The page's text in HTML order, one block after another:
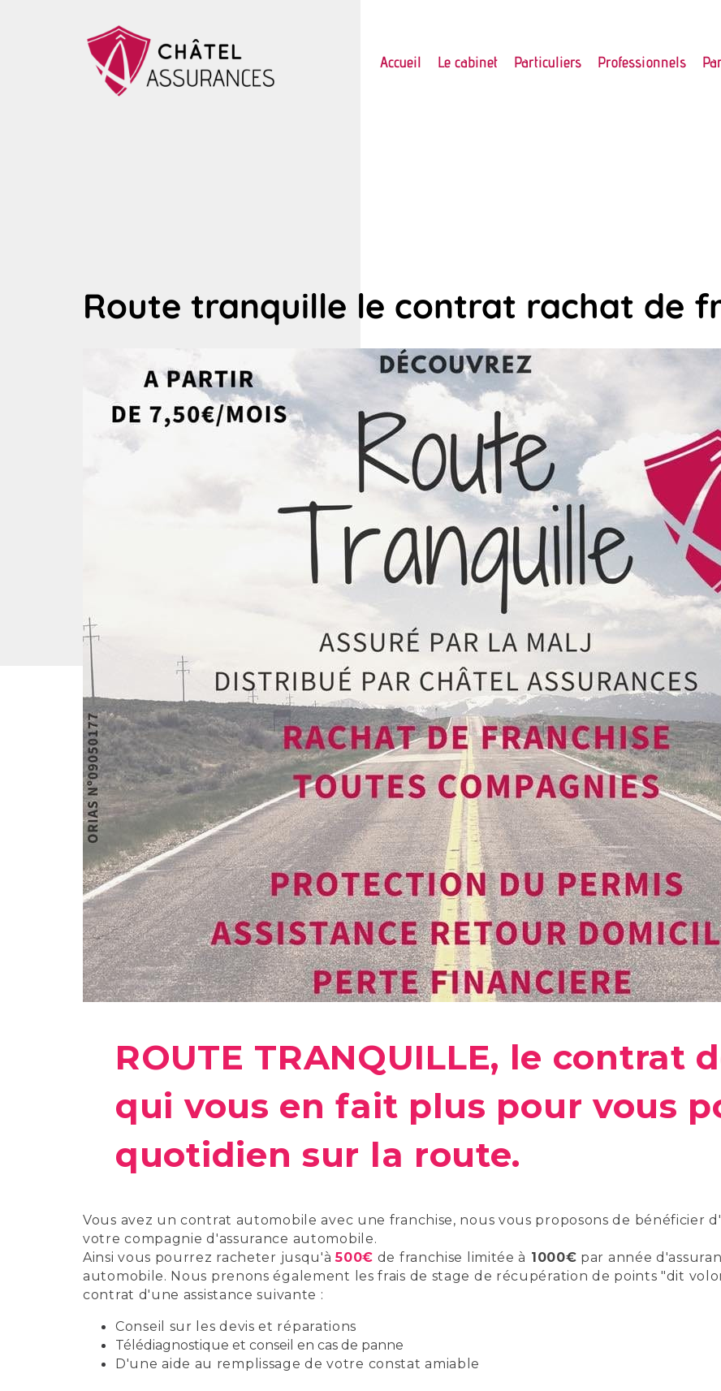
Accueil Le cabinet Particuliers Professionnels
Route tranquille le contrat rachat de
ROUTE TRANQUILLE, le contrat
qui vous en fait plus pour vous
quotidien sur la route.
Vous avez un contrat automobile avec une franchise, nous vous proposons de bénéficier
votre compagnie d'assurance automobile.
Ainsi vous pourrez racheter jusqu'à 500€ de franchise limitée à 1000€ par année
automobile. Nous prenons également les frais de stage de récupération de points "dit
contrat d'une assistance suivante :
Conseil sur les devis et réparations
Télédiagnostique et conseil en cas de panne
D'une aide au remplissage de votre constat amiable